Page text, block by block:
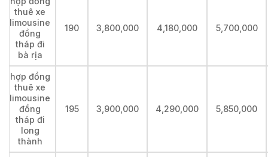
thuê xe
limousine
đồng
tháp đi
bà rịa
190 3,800,000 4,180,000 5,700,000
hợp đồng
thuê xe
limousine
đồng
tháp đi
long
thành
195 3,900,000 4,290,000 5,850,000